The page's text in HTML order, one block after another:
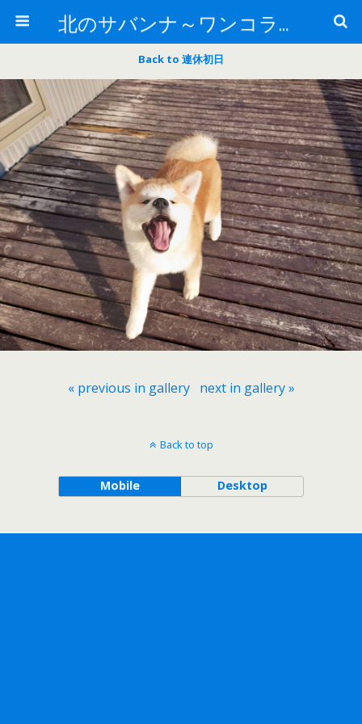
北のサバンナ～ワンコライフ～
Back to 連休初日
« previous in gallery next in gallery »
Back to top
Mobile Desktop